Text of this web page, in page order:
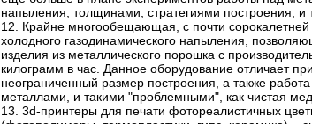
напыления, толщинами, стратегиями построения, и
12. Крайне многообещающая, с почти сорокалетней
холодного газодинамического напыления,
изделия из металлического порошка с
килограмм в час. Данное оборудование отличает
неограниченный размер построения, а также работа
металлами, и такими "проблемными", как чистая
13. 3d-принтеры для печати фотореалистичных